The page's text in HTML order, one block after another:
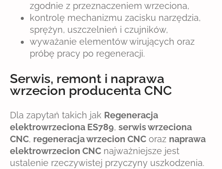
zgodnie z przeznaczeniem wrzeciona,
kontrolę mechanizmu zacisku narzędzia,
sprężyn, uszczelnień i czujników,
wyważanie elementów wirujących oraz
próbę pracy po regeneracji.
Serwis, remont i naprawa
wrzecion producenta CNC
Dla zapytań takich jak Regeneracja
elektrowrzeciona ES789, serwis wrzeciona
CNC, regeneracja wrzecion CNC oraz naprawa
elektrowrzecion CNC najważniejsze jest
ustalenie rzeczywistej przyczyny uszkodzenia.